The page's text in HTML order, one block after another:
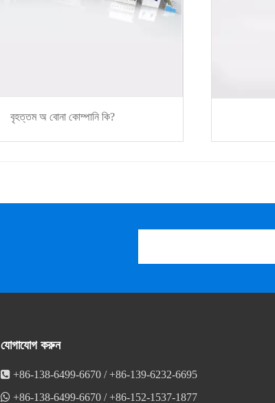
বৃহত্তম অ বোনা কোম্পানি কি?
যোগাযোগ করুন
 +86-138-6499-6670 / +86-139-6232-6695
 +86-138-6499-6670 / +86-152-1537-1877